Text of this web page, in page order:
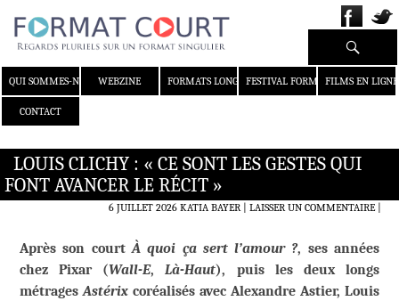
QUI SOMMES-NOUS ?WEBZINE FORMATS LONGS FESTIVAL FORMAT COURT
FILMS EN LIGNE
CONTACT
Recherche
LOUIS CLICHY : « CE SONT LES GESTES QUI
FONT AVANCER LE RÉCIT »
6 JUILLET 2026 KATIA BAYER LAISSER UN COMMENTAIRE|
Après son courtÀ quoi ça sert l’amour ?, ses années
chez Pixar (Wall-E,Là-Haut), puis les deux longs
métragesAstérix coréalisés avec Alexandre Astier, Louis